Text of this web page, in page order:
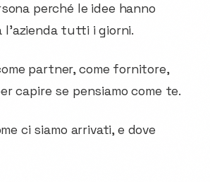
perché le idee hanno
l'azienda tutti i giorni.
partner, come fornitore,
capire se pensiamo come te.
ci siamo arrivati, e dove